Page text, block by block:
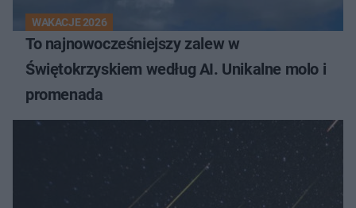
WAKACJE 2026
To najnowocześniejszy zalew w
Świętokrzyskiem według AI. Unikalne molo i
promenada